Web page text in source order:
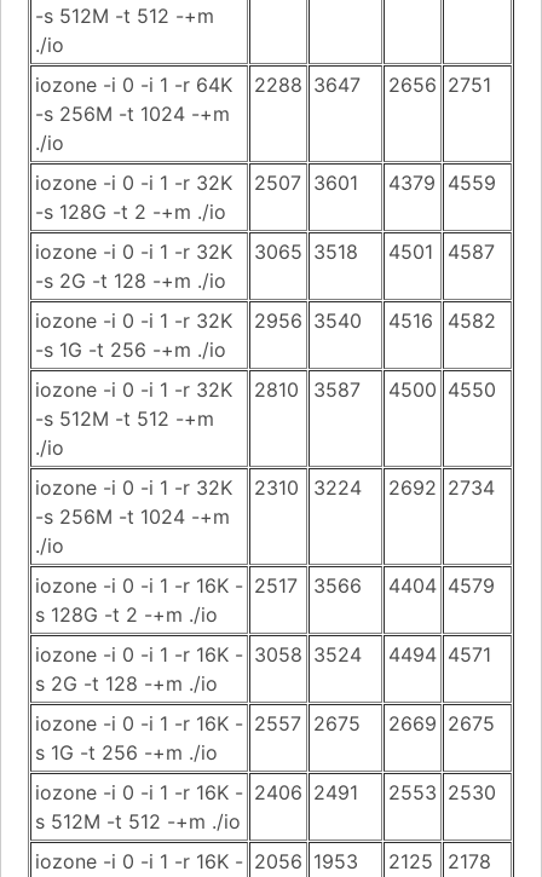
-s 512M -t 512 -+m
./io
iozone -i 0 -i 1 -r 64K
-s 256M -t 1024 -+m
./io
2288 3647 2656 2751
iozone -i 0 -i 1 -r 32K
-s 128G -t 2 -+m ./io
2507 3601 4379 4559
iozone -i 0 -i 1 -r 32K
-s 2G -t 128 -+m ./io
3065 3518 4501 4587
iozone -i 0 -i 1 -r 32K
-s 1G -t 256 -+m ./io
2956 3540 4516 4582
iozone -i 0 -i 1 -r 32K
-s 512M -t 512 -+m
./io
2810 3587 4500 4550
iozone -i 0 -i 1 -r 32K
-s 256M -t 1024 -+m
./io
2310 3224 2692 2734
iozone -i 0 -i 1 -r 16K -
s 128G -t 2 -+m ./io
2517 3566 4404 4579
iozone -i 0 -i 1 -r 16K -
s 2G -t 128 -+m ./io
3058 3524 4494 4571
iozone -i 0 -i 1 -r 16K -
s 1G -t 256 -+m ./io
2557 2675 2669 2675
iozone -i 0 -i 1 -r 16K -
s 512M -t 512 -+m ./io
2406 2491 2553 2530
iozone -i 0 -i 1 -r 16K - 2056 1953 2125 2178